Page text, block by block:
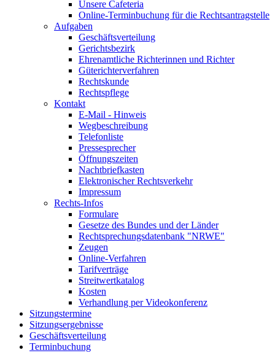
Unsere Cafeteria
Online-Terminbuchung für die Rechtsantragstelle
Aufgaben
Geschäftsverteilung
Gerichtsbezirk
Ehrenamtliche Richterinnen und Richter
Güterichterverfahren
Rechtskunde
Rechtspflege
Kontakt
E-Mail - Hinweis
Wegbeschreibung
Telefonliste
Pressesprecher
Öffnungszeiten
Nachtbriefkasten
Elektronischer Rechtsverkehr
Impressum
Rechts-Infos
Formulare
Gesetze des Bundes und der Länder
Rechtsprechungsdatenbank "NRWE"
Zeugen
Online-Verfahren
Tarifverträge
Streitwertkatalog
Kosten
Verhandlung per Videokonferenz
Sitzungstermine
Sitzungsergebnisse
Geschäftsverteilung
Terminbuchung